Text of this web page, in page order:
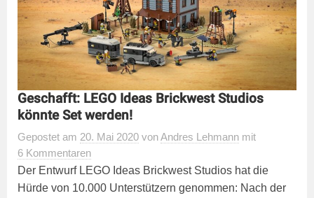
Geschafft: LEGO Ideas Brickwest Studios
könnte Set werden!
Gepostet am 20. Mai 2020 vonAndres Lehmann mit
6 Kommentaren
Der Entwurf LEGO Ideas Brickwest Studios hat die
Hürde von 10.000 Unterstützern genommen: Nach der